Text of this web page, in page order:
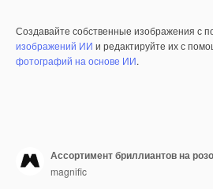
Создавайте собственные изображения с
изображений ИИ и редактируйте их с
фотографий на основе ИИ.
Ассортимент бриллиантов на
magnific